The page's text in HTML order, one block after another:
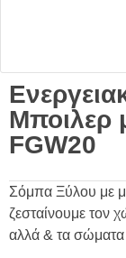
Μποιλερ
FGW20
Σόμπα Ξύλου με
ζεσταίνουμε τον
αλλά & τα σώματα